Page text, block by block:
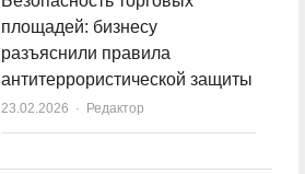
площадей: бизнесу
разъяснили правила
антитеррористической защиты
23.02.2026 Author
Редактор